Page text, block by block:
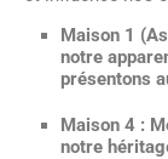
Maison 1
notre
présentons
Maison 4 :
notre